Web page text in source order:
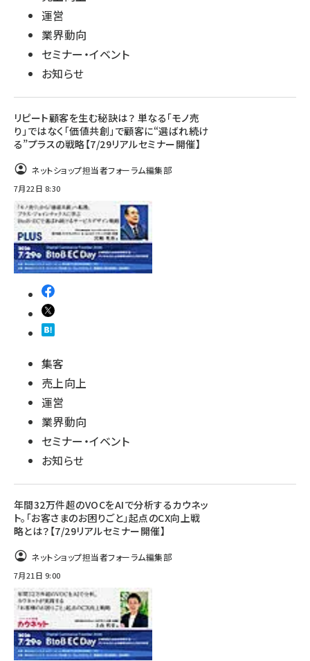
運営
業界動向
セミナー・イベント
お知らせ
リピート顧客を生む秘訣は？ 単なる「モノ売
り」ではなく「価値共創」で顧客に“選ばれ続け
る”プラスの戦略【7/29リアルセミナー開催】
ネットショップ担当者フォーラム編集部
7月22日 8:30
集客
売上向上
運営
業界動向
セミナー・イベント
お知らせ
年間32万件超のVOCをAIで分析するカウネッ
ト。「お客さまのお困りごと」起点のCX向上戦
略とは？【7/29リアルセミナー開催】
ネットショップ担当者フォーラム編集部
7月21日 9:00